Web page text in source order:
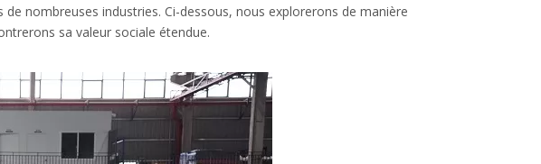
nombreuses industries. Ci-dessous, nous explorerons de manière
sa valeur sociale étendue.